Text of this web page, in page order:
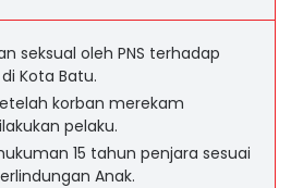
seksual oleh PNS terhadap
Kota Batu.
korban merekam
pelaku.
15 tahun penjara sesuai
Anak.